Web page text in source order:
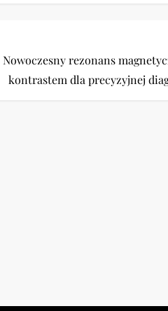
Nowoczesny rezonans
kontrastem dla precyzyjnej